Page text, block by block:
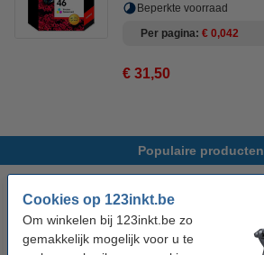
Cookies op 123inkt.be
Om winkelen bij 123inkt.be zo
gemakkelijk mogelijk voor u te
Beperkte voorraad
Per pagina € 0,042
€ 31,50
Populaire producten